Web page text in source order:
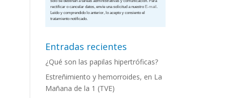
rectificar o cancelar datos, envíe una solicitud a nuestro E-mail .
Leído y comprendido lo anterior, lo acepto y consiento el
tratamiento notificado.
Entradas recientes
¿Qué son las papilas hipertróficas?
Estreñimiento y hemorroides, en La
Mañana de la 1 (TVE)